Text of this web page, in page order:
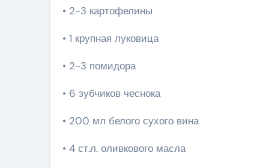
• 2-3 картофелины
• 1 крупная луковица
• 2-3 помидора
• 6 зубчиков чеснока
• 200 мл белого сухого вина
• 4 ст.л. оливкового масла